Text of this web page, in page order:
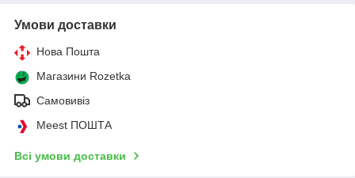
Умови доставки
Нова Пошта
Магазини Rozetka
Самовивіз
Meest ПОШТА
Всі умови доставки